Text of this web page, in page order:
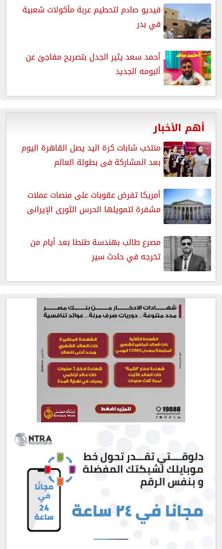
فيديو صادم لتحطيم عربة مأكولات شعبية
في بدر
أحمد سعد يثير الجدل بتصريح مفاجئ عن
ألبومه الجديد
أهم الأخبار
منتخب شابات كرة اليد يصل القاهرة اليوم
بعد المشاركة فى بطولة العالم
أمريكا تفرض عقوبات على منصات عملات
مشفرة لتمويلها الحرس الثورى الإيرانى
مصرع طالب بهندسة طنطا بعد أيام من
تخرجه في حادث سير